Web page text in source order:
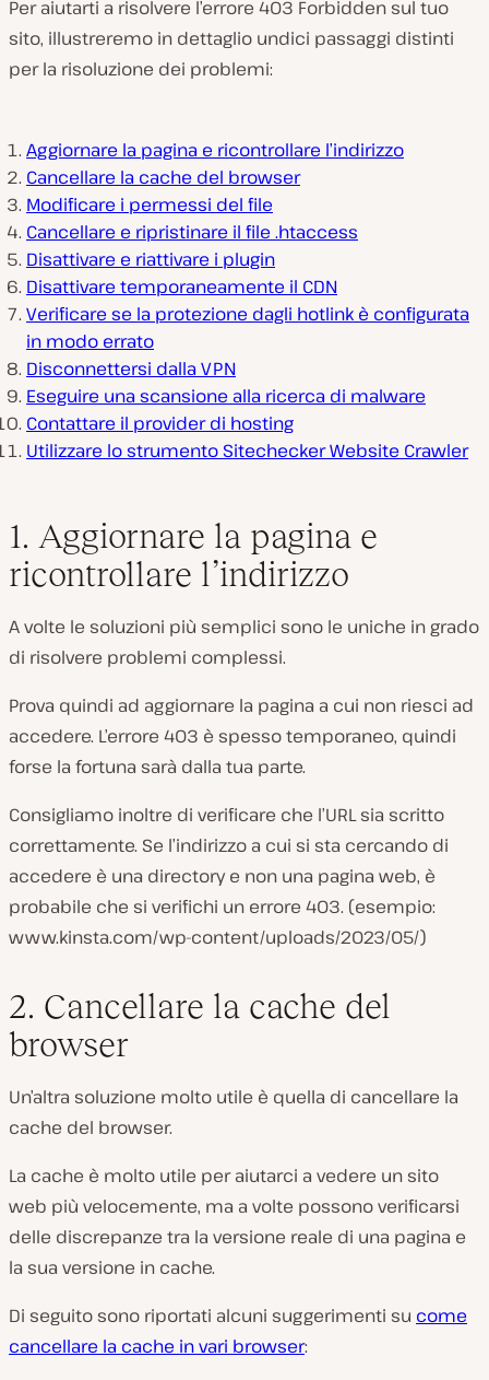
Per aiutarti a risolvere l’errore 403 Forbidden sul tuo
sito, illustreremo in dettaglio undici passaggi distinti
per la risoluzione dei problemi:
Aggiornare la pagina e ricontrollare l’indirizzo
Cancellare la cache del browser
Modificare i permessi del file
Cancellare e ripristinare il file .htaccess
Disattivare e riattivare i plugin
Disattivare temporaneamente il CDN
Verificare se la protezione dagli hotlink è configurata
in modo errato
Disconnettersi dalla VPN
Eseguire una scansione alla ricerca di malware
Contattare il provider di hosting
Utilizzare lo strumento Sitechecker Website Crawler
1. Aggiornare la pagina e
ricontrollare l’indirizzo
A volte le soluzioni più semplici sono le uniche in grado
di risolvere problemi complessi.
Prova quindi ad aggiornare la pagina a cui non riesci ad
accedere. L’errore 403 è spesso temporaneo, quindi
forse la fortuna sarà dalla tua parte.
Consigliamo inoltre di verificare che l’URL sia scritto
correttamente. Se l’indirizzo a cui si sta cercando di
accedere è una directory e non una pagina web, è
probabile che si verifichi un errore 403. (esempio:
www.kinsta.com/wp-content/uploads/2023/05/)
2. Cancellare la cache del
browser
Un’altra soluzione molto utile è quella di cancellare la
cache del browser.
La cache è molto utile per aiutarci a vedere un sito
web più velocemente, ma a volte possono verificarsi
delle discrepanze tra la versione reale di una pagina e
la sua versione in cache.
Di seguito sono riportati alcuni suggerimenti su come
cancellare la cache in vari browser: